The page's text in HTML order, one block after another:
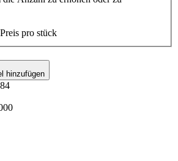
Preis pro stück
hinzufügen